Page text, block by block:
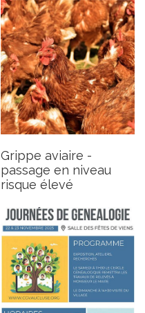
Grippe aviaire -
passage en niveau
risque élevé
Journées de généalogie
Publié le vendredi 7 novembre